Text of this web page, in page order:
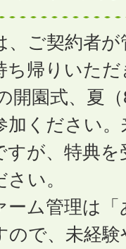
、ご契約者
ち帰りいた
開園式、夏
加ください
すが、特典
さい。
ーム管理は
ので、未経